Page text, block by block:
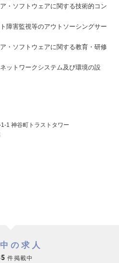
・ソフトウェアに関する技術的コン
障害監視等のアウトソーシングサー
・ソフトウェアに関する教育・研修
ットワークシステム及び環境の設
1 神谷町トラストタワー
の求人
件掲載中